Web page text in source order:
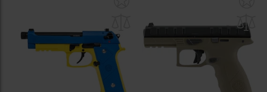
списку
уподобань